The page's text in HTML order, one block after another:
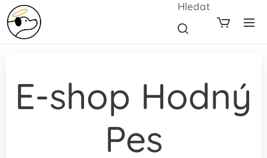
Hledat
E-shop Hodný
Pes